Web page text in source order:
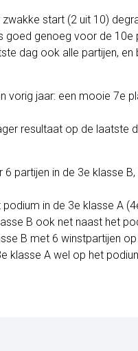
start (2 uit 10)
goed genoeg voor de 10e
dag ook alle partijen,
vorig jaar: een mooie 7e
resultaat op de laatste
partijen in de 3e klasse
in de 3e klasse A
B ook net naast het
B met 6 winstpartijen
klasse A wel op het